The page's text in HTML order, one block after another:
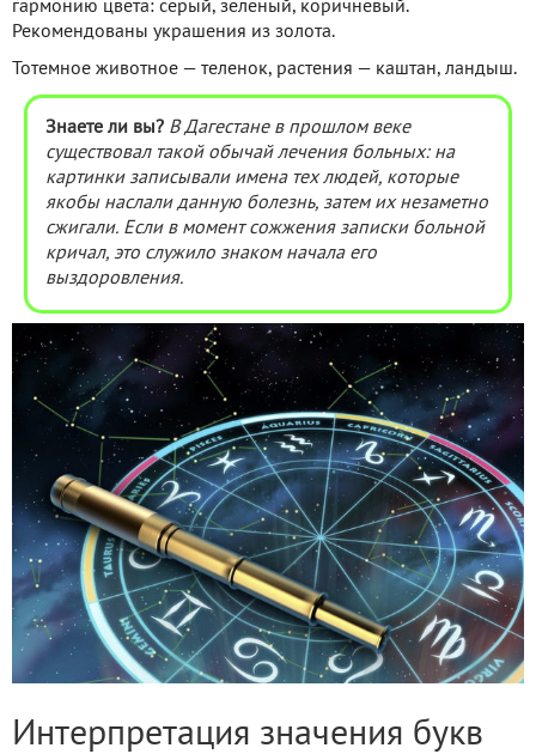
гармонию цвета: серый, зеленый, коричневый.
Рекомендованы украшения из золота.
Тотемное животное — теленок, растения — каштан, ландыш.
Знаете ли вы? В Дагестане в прошлом веке
существовал такой обычай лечения больных: на
картинки записывали имена тех людей, которые
якобы наслали данную болезнь, затем их незаметно
сжигали. Если в момент сожжения записки больной
кричал, это служило знаком начала его
выздоровления.
Интерпретация значения букв